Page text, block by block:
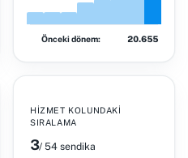
Önceki dönem: 20.655
HIZMET KOLUNDAKI
SIRALAMA
3/ 54 sendika